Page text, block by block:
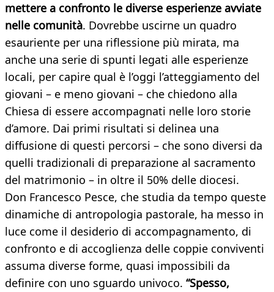
mettere a confronto le diverse esperienze avviate
nelle comunità. Dovrebbe uscirne un quadro
esauriente per una riflessione più mirata, ma
anche una serie di spunti legati alle esperienze
locali, per capire qual è l’oggi l’atteggiamento del
giovani – e meno giovani – che chiedono alla
Chiesa di essere accompagnati nelle loro storie
d’amore. Dai primi risultati si delinea una
diffusione di questi percorsi – che sono diversi da
quelli tradizionali di preparazione al sacramento
del matrimonio – in oltre il 50% delle diocesi.
Don Francesco Pesce, che studia da tempo queste
dinamiche di antropologia pastorale, ha messo in
luce come il desiderio di accompagnamento, di
confronto e di accoglienza delle coppie conviventi
assuma diverse forme, quasi impossibili da
definire con uno sguardo univoco. “Spesso,